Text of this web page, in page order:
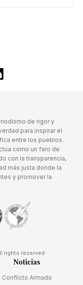
de rigor y
para inspirar el
entre los pueblos.
como un faro de
con la transparencia,
más justa donde la
y promover la
rights reserved
Noticias
Conflicto Armado